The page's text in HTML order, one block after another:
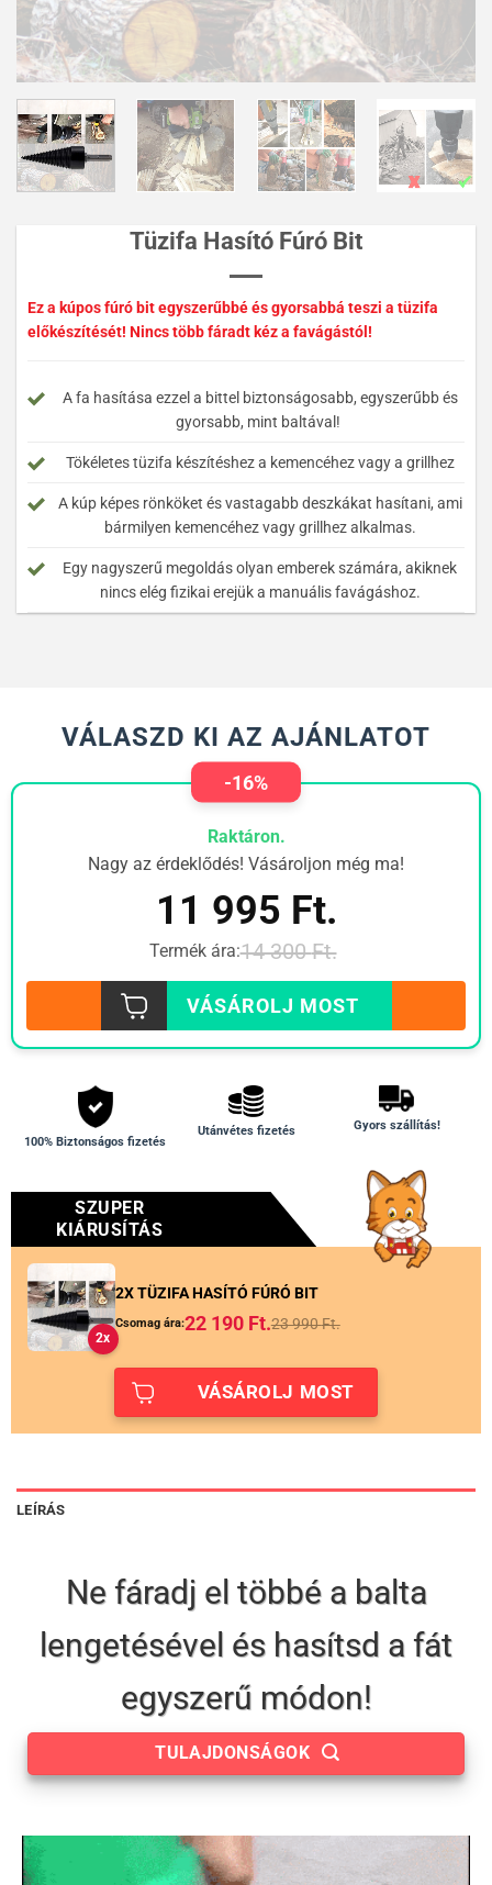
Tüzifa Hasító Fúró Bit
Ez a kúpos fúró bit egyszerűbbé és gyorsabbá teszi a tüzifa
előkészítését! Nincs több fáradt kéz a favágástól!
A fa hasítása ezzel a bittel biztonságosabb, egyszerűbb és
gyorsabb, mint baltával!
Tökéletes tüzifa készítéshez a kemencéhez vagy a grillhez
A kúp képes rönköket és vastagabb deszkákat hasítani, ami
bármilyen kemencéhez vagy grillhez alkalmas.
Egy nagyszerű megoldás olyan emberek számára, akiknek
nincs elég fizikai erejük a manuális favágáshoz.
VÁLASZD KI AZ AJÁNLATOT
-16%
Raktáron.
Nagy az érdeklődés! Vásároljon még ma!
11 995 Ft.
Termék ára:14 300Ft.
VÁSÁROLJ MOST
100% Biztonságos fizetés
Utánvétes fizetés Gyors szállítás!
SZUPER
KIÁRUSÍTÁS
2x
2X TÜZIFA HASÍTÓ FÚRÓ BIT
Csomag ára:22 190 Ft.23 990Ft.
VÁSÁROLJ MOST
LEÍRÁS
Ne fáradj el többé a balta
lengetésével és hasítsd a fát
egyszerű módon!
TULAJDONSÁGOK